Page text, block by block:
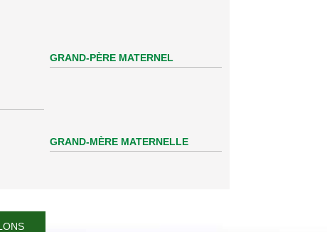
GRAND-PÈRE MATERNEL
GRAND-MÈRE MATERNELLE